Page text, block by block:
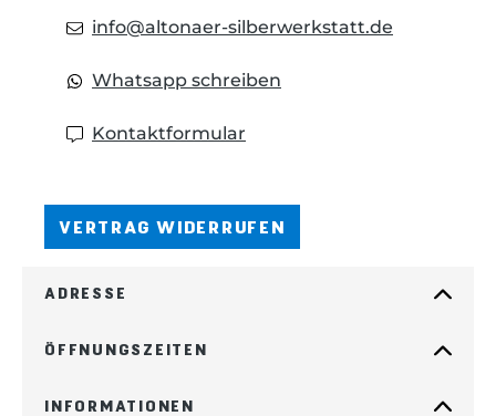
info@altonaer-silberwerkstatt.de
Whatsapp schreiben
Kontaktformular
VERTRAG WIDERRUFEN
ADRESSE
ÖFFNUNGSZEITEN
INFORMATIONEN